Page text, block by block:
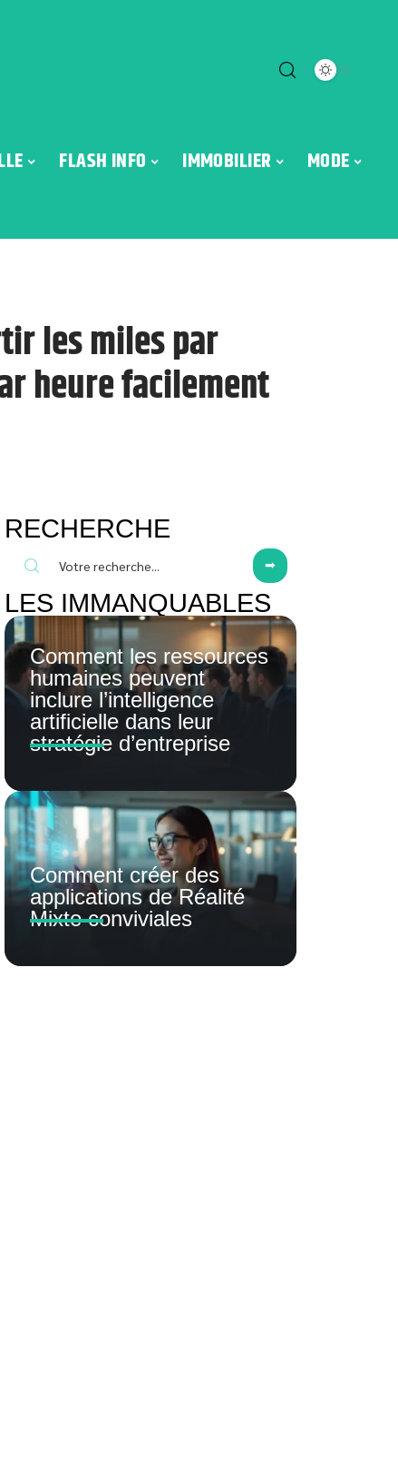
FLASH INFO IMMOBILIER MODE
les miles par
heure facilement
RECHERCHE
LES IMMANQUABLES
Comment les ressources
humaines peuvent
inclure l’intelligence
artificielle dans leur
stratégie d’entreprise
Comment créer des
applications de Réalité
Mixte conviviales